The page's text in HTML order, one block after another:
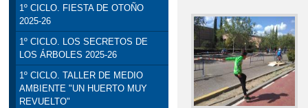
1º CICLO. FIESTA DE OTOÑO
2025-26
1º CICLO. LOS SECRETOS DE
LOS ÁRBOLES 2025-26
1º CICLO. TALLER DE MEDIO
AMBIENTE "UN HUERTO MUY
REVUELTO"